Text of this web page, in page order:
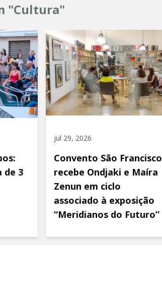
"Cultura"
de 3
jul 29, 2026
Convento São Francisco
recebe Ondjaki e Maíra
Zenun em ciclo
associado à exposição
“Meridianos do Futuro”